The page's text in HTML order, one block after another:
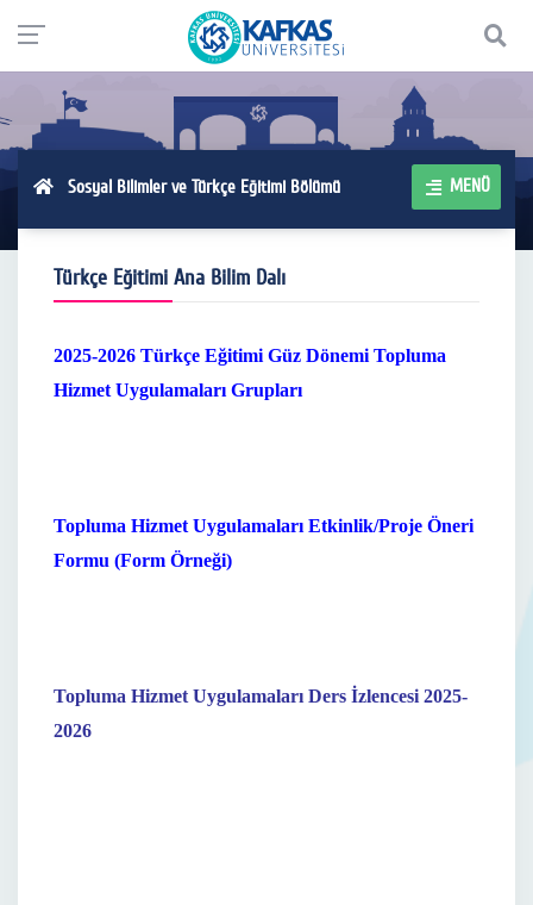
Sosyal Bilimler ve Türkçe Eğitimi Bölümü MENÜ
Türkçe Eğitimi Ana Bilim Dalı
2025-2026 Türkçe Eğitimi Güz Dönemi Topluma
Hizmet Uygulamaları Grupları
Topluma Hizmet Uygulamaları Etkinlik/Proje Öneri
Formu (Form Örneği)
Topluma Hizmet Uygulamaları Ders İzlencesi 2025-
2026